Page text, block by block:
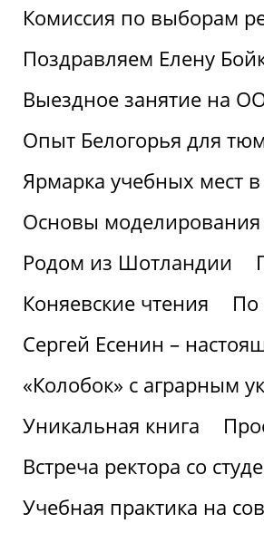
Комиссия по выборам
Поздравляем Елену
Выездное занятие на
Опыт Белогорья для
Ярмарка учебных мест
Основы
Родом из Шотландии
Коняевские чтения
По
Сергей Есенин –
«Колобок» с аграрным
Уникальная книга
Встреча ректора со
Учебная практика на